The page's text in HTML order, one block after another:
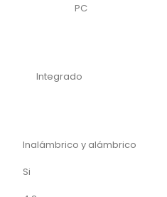
PC
Integrado
Inalámbrico y alámbrico
Si